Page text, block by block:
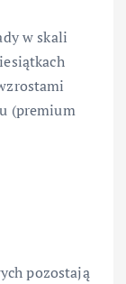
w skali
(premium
pozostają